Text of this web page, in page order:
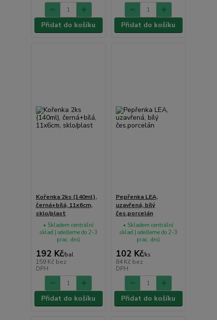
Přidat do košíku Přidat do košíku
Kořenka 2ks (140ml),
černá+bílá, 11x6cm,
sklo/plast
192 Kč/bal
159 Kč bez
DPH
• Skladem centrální
sklad | odešleme do 2-3
prac. dnů
Přidat do košíku
Pepřenka LEA,
uzavřená, bílý
čes.porcelán
102 Kč/ks
84 Kč bez
DPH
• Skladem centrální
sklad | odešleme do 2-3
prac. dnů
Přidat do košíku